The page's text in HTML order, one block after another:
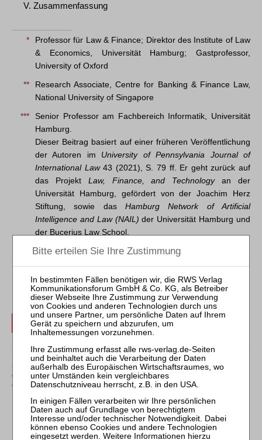
V. Zusammenfassung
*
Professor für Law & Finance; Direktor des Institute of Law
& Economics, Universität Hamburg; Gastprofessor,
University of Oxford
**
Research Associate, Centre for Banking & Finance Law,
National University of Singapore
***
Senior Professor am Fachbereich Informatik, Universität
Hamburg.
Dieser Beitrag basiert auf einer früheren Veröffentlichung
der Autoren im University of Pennsylvania Journal of
International Law43 (2021), S. 79 ff. Er geht zurück auf
das Projekt Law, Finance, and Technologyan der
Universität Hamburg, gefördert von der Joachim Herz
Stiftung, sowie das Hamburg Network of Artificial
Intelligence and Law (NAIL) der Universität Hamburg und
der Bucerius Law School.
Der Inhalt dieses Beitrags ist nicht frei verfügbar.
Für Abonnenten ist der Zugang zu Aufsätzen und
Rechtsprechung frei.
Login
Sollten Sie über kein Abonnement verfügen, können Sie
den gewünschten Beitrag trotzdem kostenpflichtig
erwerben: